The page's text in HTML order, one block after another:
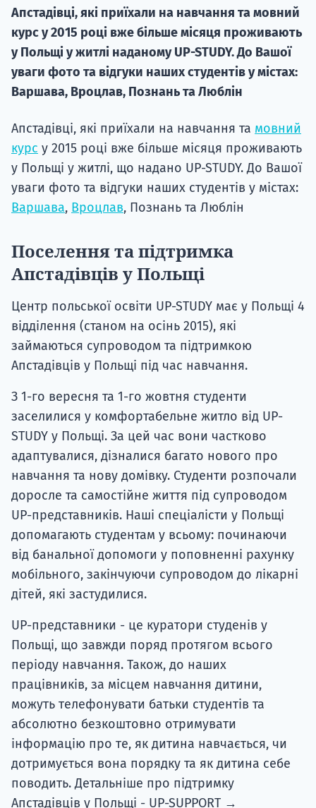
Апстадівці, які приїхали на навчання та мовний
курс у 2015 році вже більше місяця проживають
у Польщі у житлі наданому UP-STUDY. До Вашої
уваги фото та відгуки наших студентів у містах:
Варшава, Вроцлав, Познань та Люблін
Апстадівці, які приїхали на навчання та мовний
курс у 2015 році вже більше місяця проживають
у Польщі у житлі, що надано UP-STUDY. До Вашої
уваги фото та відгуки наших студентів у містах:
Варшава, Вроцлав, Познань та Люблін
Поселення та підтримка
Апстадівців у Польщі
Центр польської освіти UP-STUDY має у Польщі 4
відділення (станом на осінь 2015), які
займаються супроводом та підтримкою
Апстадівців у Польщі під час навчання.
З 1-го вересня та 1-го жовтня студенти
заселилися у комфортабельне житло від UP-
STUDY у Польщі. За цей час вони частково
адаптувалися, дізналися багато нового про
навчання та нову домівку. Студенти розпочали
доросле та самостійне життя під супроводом
UP-представників. Наші спеціалісти у Польщі
допомагають студентам у всьому: починаючи
від банальної допомоги у поповненні рахунку
мобільного, закінчуючи супроводом до лікарні
дітей, які застудилися.
UP-представники - це куратори студенів у
Польщі, що завжди поряд протягом всього
періоду навчання. Також, до наших
працівників, за місцем навчання дитини,
можуть телефонувати батьки студентів та
абсолютно безкоштовно отримувати
інформацію про те, як дитина навчається, чи
дотримується вона порядку та як дитина себе
поводить. Детальніше про підтримку
Апстадівців у Польщі - UP-SUPPORT →
вступ на